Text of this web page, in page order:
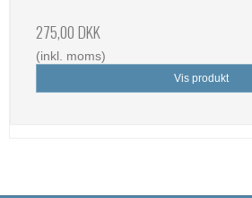
275,00 DKK
(inkl. moms)
Vis produkt